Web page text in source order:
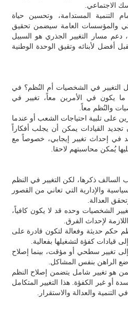
الاجتماعي.
التنمية المستدامة، وتحسين حياة
والمؤسسات العامة سيضمن تحقيق
دعم مسار التغيير الجذري هو السبيل
أفضل لأبنائه وتقيق الوحدة الوطنية
التغيير في الشخصيات أم النُظم؟ في
ما يكون في الأمرين معاً، تغيير في
والنُظم معاً.
على تلبية احتياجات الشعب أو عندما
القيادات يمكن أن يجلب أفكاراً
في إحداث تغيير إيجابي، خصوصاً مع
يُمكن محاسبتهم لاحقا.
السالف ذكرها، لكن التغيير في النظم
والإدارية التي تعاني من القصور
العدالة.
الشخصيات وحده قد لا يكون كافياً،
لإحداث الفرق.
حكم حديثة وفعالة لتكون قادرة على
قيادات كفؤة لتشغيلها بفعالية.
تغيير سطحي أو مؤقت، بينما إصلاح
الراهن بنفس المشاكل.
هو تغيير شامل يتضمن إصلاح النظم
أو غير الكفؤة. هذا التغيير المتكامل
والعدالة والاستقرار.